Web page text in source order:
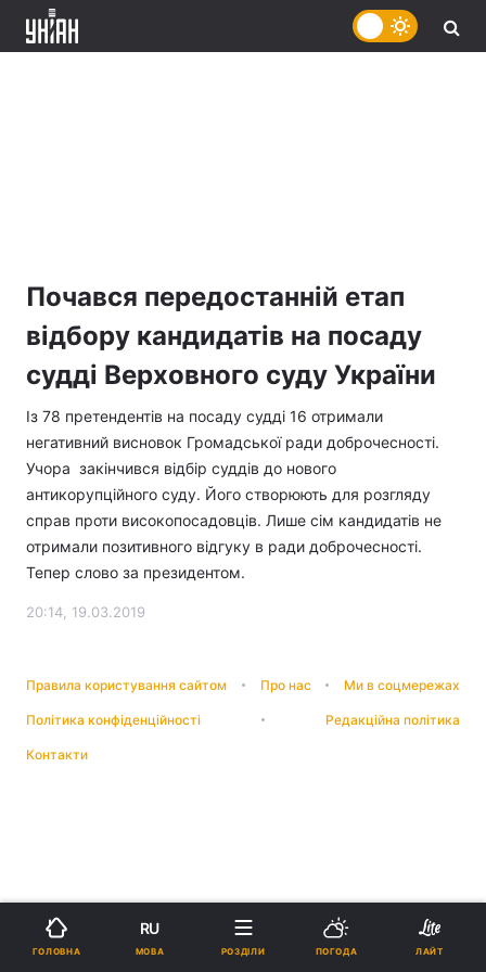
Почався передостанній етап
відбору кандидатів на посаду
судді Верховного суду України
Із 78 претендентів на посаду судді 16 отримали
негативний висновок Громадської ради доброчесності.
Учора закінчився відбір суддів до нового
антикорупційного суду. Його створюють для розгляду
справ проти високопосадовців. Лише сім кандидатів не
отримали позитивного відгуку в ради доброчесності.
Тепер слово за президентом.
20:14, 19.03.2019
Правила користування сайтом Про нас Ми в соцмережах
Політика конфіденційності Редакційна політика
Контакти
ГОЛОВНА
RU
МОВА РОЗДІЛИ ПОГОДА ЛАЙТ